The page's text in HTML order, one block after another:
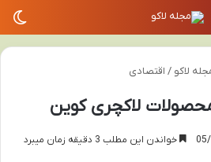
لاکو / اقتصادی
لاکچری کوین
خواندن این مطلب 3 دقیقه زمان میبرد